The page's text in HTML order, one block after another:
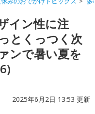
イン性に注
とくっつく次
ンで暑い夏を
2025年6月2日 13:53 更新